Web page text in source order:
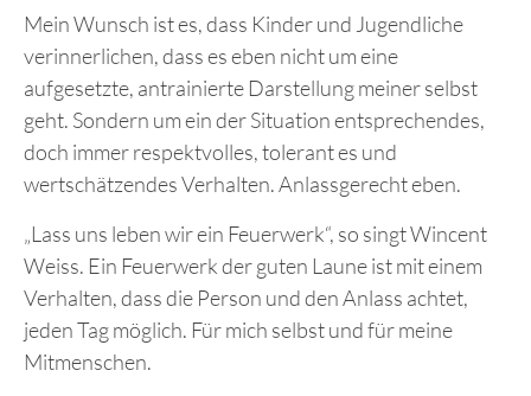
Mein Wunsch ist es, dass Kinder und Jugendliche
verinnerlichen, dass es eben nicht um eine
aufgesetzte, antrainierte Darstellung meiner selbst
geht. Sondern um ein der Situation entsprechendes,
doch immer respektvolles, tolerant es und
wertschätzendes Verhalten. Anlassgerecht eben.
„Lass uns leben wir ein Feuerwerk“, so singt Wincent
Weiss. Ein Feuerwerk der guten Laune ist mit einem
Verhalten, dass die Person und den Anlass achtet,
jeden Tag möglich. Für mich selbst und für meine
Mitmenschen.